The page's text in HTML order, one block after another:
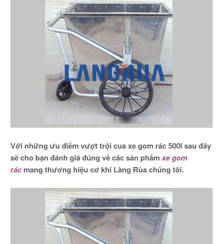
Với những ưu điểm vượt trội cua xe gom rác 500l sau đây
sẽ cho bạn đánh giá đúng về các sản phẩmxe gom
rácmang thương hiệu cơ khí Làng Rùa chúng tôi.